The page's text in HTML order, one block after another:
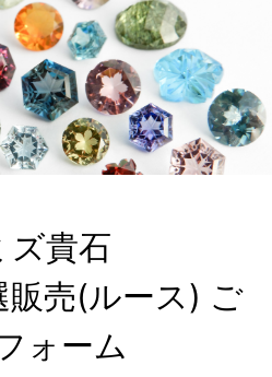
ズ貴石
販売(ルース) ご
ォーム